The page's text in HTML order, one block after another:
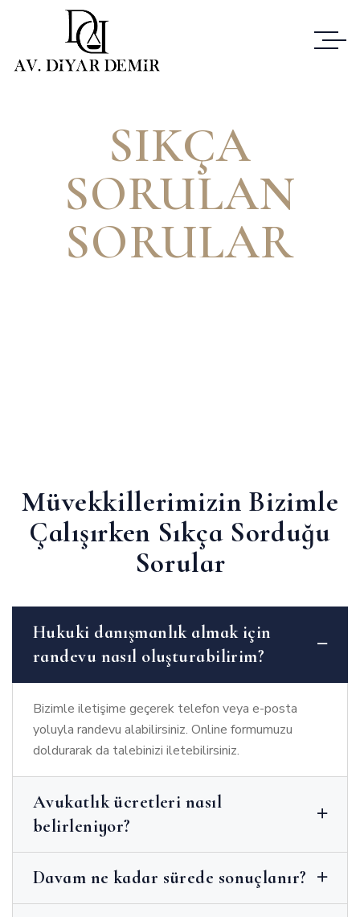
SIKÇA
SORULAN
SORULAR
Müvekkillerimizin Bizimle
Çalışırken Sıkça Sorduğu
Sorular
Hukuki danışmanlık almak için
randevu nasıl oluşturabilirim?
Bizimle iletişime geçerek telefon veya e-posta
yoluyla randevu alabilirsiniz. Online formumuzu
doldurarak da talebinizi iletebilirsiniz.
Avukatlık ücretleri nasıl
belirleniyor?
Davam ne kadar sürede sonuçlanır?